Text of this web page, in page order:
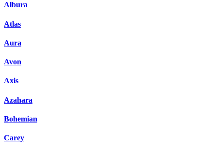
Albura
Atlas
Aura
Avon
Axis
Azahara
Bohemian
Carey